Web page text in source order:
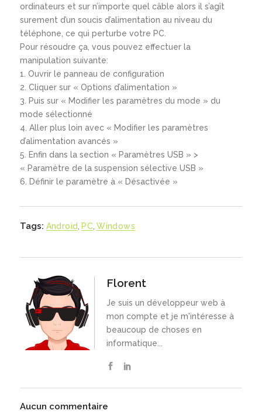
ordinateurs et sur n’importe quel câble alors il s’agît
surement d’un soucis d’alimentation au niveau du
téléphone, ce qui perturbe votre PC.
Pour résoudre ça, vous pouvez effectuer la
manipulation suivante:
Ouvrir le panneau de configuration
Cliquer sur « Options d’alimentation »
Puis sur « Modifier les paramètres du mode » du
mode sélectionné
Aller plus loin avec « Modifier les paramètres
d’alimentation avancés »
Enfin dans la section « Paramètres USB » >
« Paramètre de la suspension sélective USB »
Définir le paramètre à « Désactivée »
Tags: Android PC Windows
Florent
Je suis un développeur web à
mon compte et je m'intéresse à
beaucoup de choses en
informatique...
Aucun commentaire